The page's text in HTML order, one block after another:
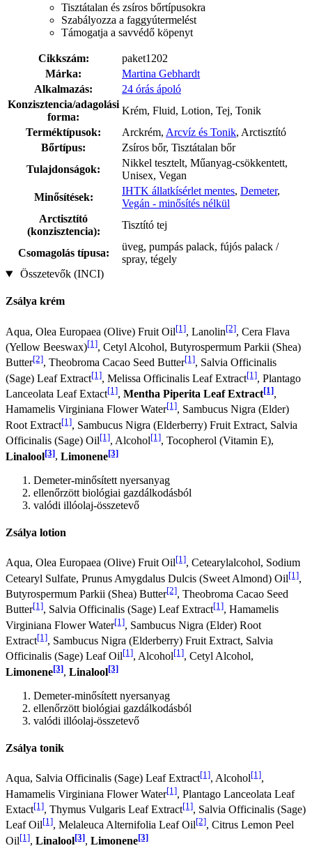
Tisztátalan és zsíros bőrtípusokra
Szabályozza a faggyútermelést
Támogatja a savvédő köpenyt
Cikkszám:
paket1202
Márka:
Martina Gebhardt
Alkalmazás:
24 órás ápoló
Konzisztencia/adagolási
forma:
Krém, Fluid, Lotion, Tej, Tonik
Terméktípusok:
Arckrém, Arcvíz és Tonik, Arctisztító
Bőrtípus:
Zsíros bőr, Tisztátalan bőr
Tulajdonságok:
Nikkel tesztelt, Műanyag-csökkentett,
Unisex, Vegan
Minősítések:
IHTK állatkísérlet mentes, Demeter,
Vegán - minősítés nélkül
Arctisztító
(konzisztencia):
Tisztító tej
Csomagolás típusa:
üveg, pumpás palack, fújós palack /
spray, tégely
Összetevők (INCI)
Zsálya krém
Aqua, Olea Europaea (Olive) Fruit Oil[1], Lanolin[2], Cera Flava
(Yellow Beeswax)[1], Cetyl Alcohol, Butyrospermum Parkii (Shea)
Butter[2], Theobroma Cacao Seed Butter[1], Salvia Officinalis
(Sage) Leaf Extract[1], Melissa Officinalis Leaf Extract[1], Plantago
Lanceolata Leaf Extact[1], Mentha Piperita Leaf Extract[1],
Hamamelis Virginiana Flower Water[1], Sambucus Nigra (Elder)
Root Extract[1], Sambucus Nigra (Elderberry) Fruit Extract, Salvia
Officinalis (Sage) Oil[1], Alcohol[1], Tocopherol (Vitamin E),
Linalool[3], Limonene[3]
Demeter-minősített nyersanyag
ellenőrzött biológiai gazdálkodásból
valódi illóolaj-összetevő
Zsálya lotion
Aqua, Olea Europaea (Olive) Fruit Oil[1], Cetearylalcohol, Sodium
Cetearyl Sulfate, Prunus Amygdalus Dulcis (Sweet Almond) Oil[1],
Butyrospermum Parkii (Shea) Butter[2], Theobroma Cacao Seed
Butter[1], Salvia Officinalis (Sage) Leaf Extract[1], Hamamelis
Virginiana Flower Water[1], Sambucus Nigra (Elder) Root
Extract[1], Sambucus Nigra (Elderberry) Fruit Extract, Salvia
Officinalis (Sage) Leaf Oil[1], Alcohol[1], Cetyl Alcohol,
Limonene[3], Linalool[3]
Demeter-minősített nyersanyag
ellenőrzött biológiai gazdálkodásból
valódi illóolaj-összetevő
Zsálya tonik
Aqua, Salvia Officinalis (Sage) Leaf Extract[1], Alcohol[1],
Hamamelis Virginiana Flower Water[1], Plantago Lanceolata Leaf
Extact[1], Thymus Vulgaris Leaf Extract[1], Salvia Officinalis (Sage)
Leaf Oil[1], Melaleuca Alternifolia Leaf Oil[2], Citrus Lemon Peel
Oil[1], Linalool[3], Limonene[3]